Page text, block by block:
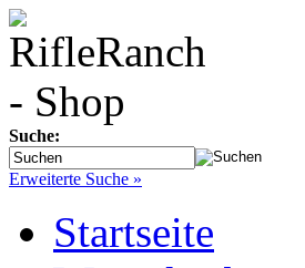
Suche:
Erweiterte Suche »
Startseite